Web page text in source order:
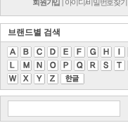
회원가입 | 아이디/비밀번호찾기
브랜드별 검색